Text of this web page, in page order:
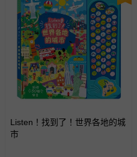
Listen！找到了！世界各地的城
市